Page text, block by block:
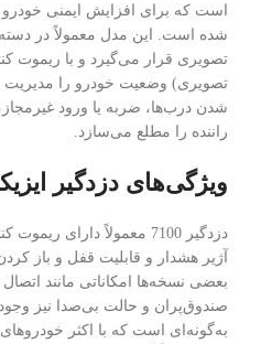
است که برای افزایش ایمنی
شده است. این مدل معمولاً در دسته
تصویری قرار می‌گیرد و با ریموت
تصویری) وضعیت خودرو را مدیریت
شدن درب‌ها، ضربه یا ورود
راننده را مطلع می‌سازد.
ویژگی‌های دزدگیر ایزیکار
دزدگیر 7100 معمولاً دارای
آژیر هشدار و قابلیت قفل و باز
بعضی نسخه‌ها امکاناتی مانند
صندوق‌پران و حالت بی‌صدا نیز
به‌گونه‌ای است که با اکثر